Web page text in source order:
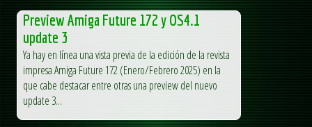
Preview Amiga Future 172 y OS4.1
update 3
Ya hay en línea una vista previa de la edición de la revista
impresa Amiga Future 172 (Enero/Febrero 2025) en la
que cabe destacar entre otras una preview del nuevo
update 3...